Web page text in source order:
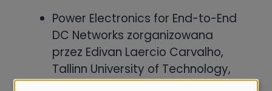
Power Electronics for End-to-End
DC Networks zorganizowana
przez Edivan Laercio Carvalho,
Tallinn University of Technology,
Estonia i Satish Naik Banavath,